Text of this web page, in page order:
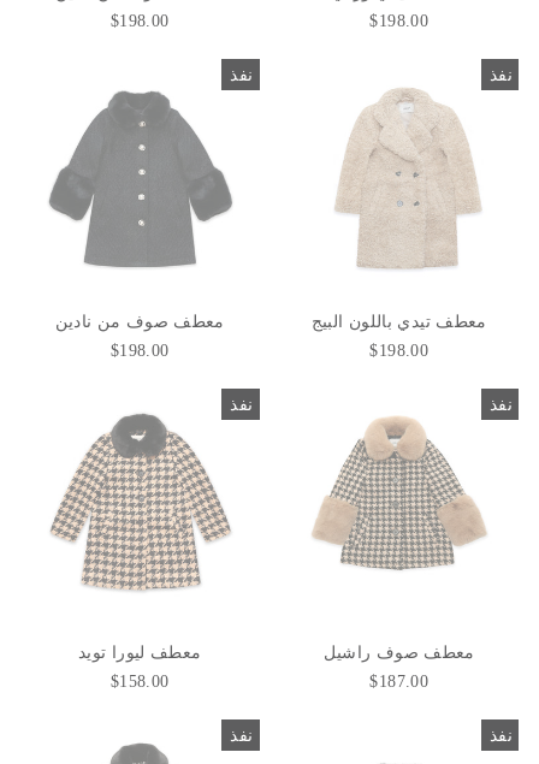
$198.00
$198.00
نفذ
معطف صوف من نادين
$198.00
نفذ
معطف تيدي باللون البيج
$198.00
نفذ
معطف ليورا تويد
$158.00
نفذ
معطف صوف راشيل
$187.00
نفذ نفذ